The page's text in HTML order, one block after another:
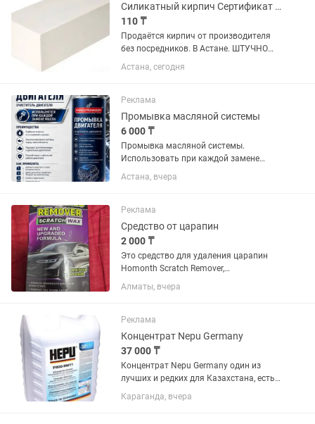
Силикатный кирпич Сертификат имеется
110 ₸
Продаётся кирпич от производителя
без посредников. В Астане. ШТУЧНО
кирпич 150/160 тенге Сертификат
качества имееться ( цена для оптовых
100.тысяч кирпичей) Марка...
Астана, сегодня
Реклама
Промывка масляной системы
6 000 ₸
Промывка масляной системы.
Использовать при каждой замене
масла. Рекомендуется применять
каждые 6.000 километров пробега
Астана, вчера
Реклама
Средство от царапин
2 000 ₸
Это средство для удаления царапин
Homonth Scratch Remover,
предназначенное для устранения
умеренных и мелких царапин на
тюбике объемом 120 г и предназначен
для...
Алматы, вчера
Реклама
Концентрат Nepu Germany
37 000 ₸
Концентрат Nepu Germany один из
лучших и редких для Казахстана, есть
в наличии и на заказ разные объемы и
цвета, цены тоже разные
Караганда, вчера